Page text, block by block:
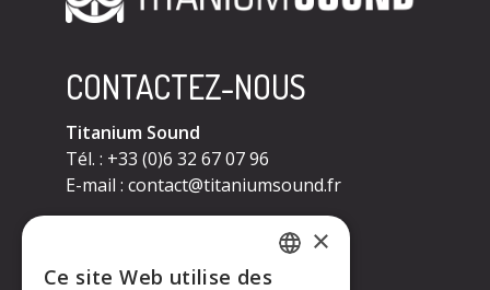
CONTACTEZ-NOUS
Titanium Sound
Tél. : +33 (0)6 32 67 07 96
E-mail : contact@titaniumsound.fr
CONTACTEZ-NOUS
Titanium Sound
×
Ce site Web utilise des